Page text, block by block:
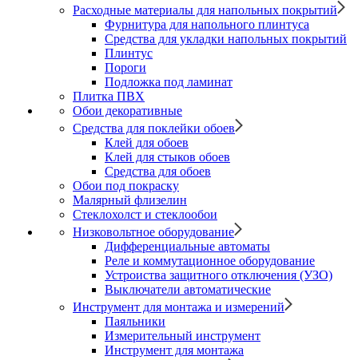
Расходные материалы для напольных покрытий
Фурнитура для напольного плинтуса
Средства для укладки напольных покрытий
Плинтус
Пороги
Подложка под ламинат
Плитка ПВХ
Обои декоративные
Средства для поклейки обоев
Клей для обоев
Клей для стыков обоев
Средства для обоев
Обои под покраску
Малярный флизелин
Стеклохолст и стеклообои
Низковольтное оборудование
Дифференциальные автоматы
Реле и коммутационное оборудование
Устроиства защитного отключения (УЗО)
Выключатели автоматические
Инструмент для монтажа и измерений
Паяльники
Измерительный инструмент
Инструмент для монтажа